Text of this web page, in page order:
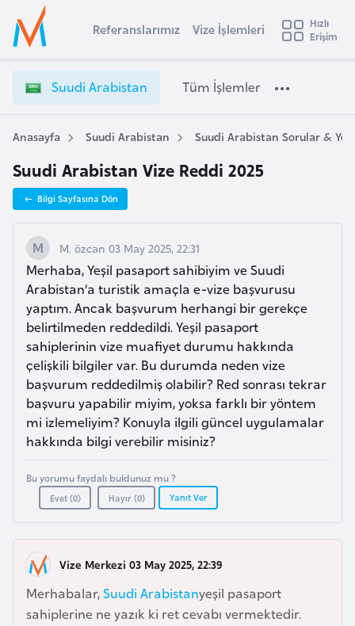
Ülke Seçimi
Başvuru yapmak istediğiniz ülkeyi seçin
Üye
Girişi
u
d
i
A
a
b
i
s
t
a
n
V
i
z
e
İ
ş
l
e
m
l
e
r
e
t
Referanslarımız Vize İşlemleri
Hızlı
Erişim
Suudi Arabistan Tüm İşlemler
Anasayfa Suudi Arabistan Suudi Arabistan Sorular &
Suudi Arabistan Vize Reddi 2025
Bilgi Sayfasına Dön
M. özcan 03 May 2025, 22:31
Merhaba, Yeşil pasaport sahibiyim ve Suudi
Arabistan’a turistik amaçla e-vize başvurusu
yaptım. Ancak başvurum herhangi bir gerekçe
belirtilmeden reddedildi. Yeşil pasaport
sahiplerinin vize muafiyet durumu hakkında
çelişkili bilgiler var. Bu durumda neden vize
başvurum reddedilmiş olabilir? Red sonrası tekrar
başvuru yapabilir miyim, yoksa farklı bir yöntem
mi izlemeliyim? Konuyla ilgili güncel uygulamalar
hakkında bilgi verebilir misiniz?
Bu yorumu faydalı buldunuz mu ?
Evet (0) Hayır (0) Yanıt Ver
Vize Merkezi 03 May 2025, 22:39
Merhabalar,Suudi Arabistanyeşil pasaport
sahiplerine ne yazık ki ret cevabı vermektedir.
s
t
r
a
A
u
s
t
u
r
y
a
A
z
e
r
c
a
n